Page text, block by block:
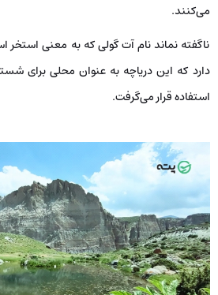
می‌کنند.
ناگفته نماند نام آت گولی که به معنی
دارد که این دریاچه به عنوان محلی برای
استفاده قرار می‌گرفت.